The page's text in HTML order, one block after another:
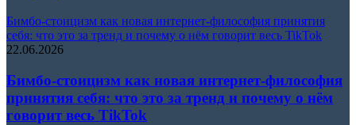
Бимбо-стоицизм как новая интернет-философия принятия
себя: что это за тренд и почему о нём говорит весь TikTok
22.06.2026
Бимбо-стоицизм как новая интернет-философия
принятия себя: что это за тренд и почему о нём
говорит весь TikTok